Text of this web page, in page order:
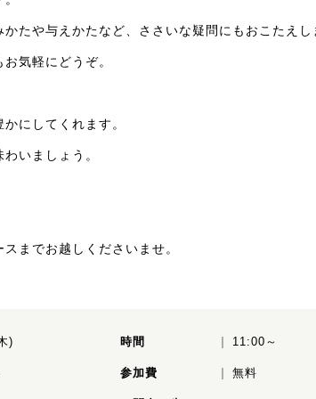
たや与えかたなど、ささいな疑問にもおこたえし
気軽にどうぞ。
にしてくれます。
いましょう。
までお越しくださいませ。
) 時間 11:00～
参加費 無料